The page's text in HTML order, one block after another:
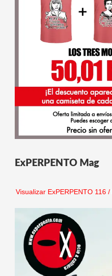
ExPERPENTO Mag
Visualizar ExPERPENTO 116/